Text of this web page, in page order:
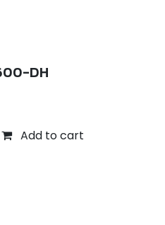
DH
Add to cart